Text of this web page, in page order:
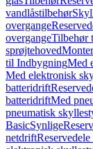
vandlåstilbehør
overgange
overgangeTilbehør
sprøjtehoved
til IndbygningMed
Med elektronisk
batteridrift
batteridriftMed
pneumatisk
BasicSynlige
netdrift